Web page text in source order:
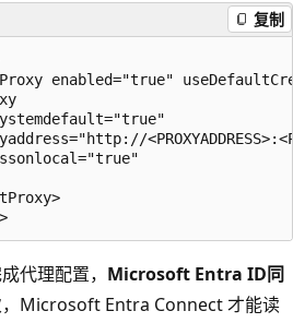
复制
enabled="true"
代理配置， Microsoft Entra ID同
，Microsoft Entra Connect 才能读